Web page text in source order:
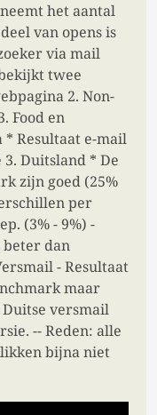
het aantal
van opens is
via mail
twee
2. Non-
Food en
Resultaat e-mail
Duitsland * De
zijn goed (25%
per
(3% - 9%) -
beter dan
- Resultaat
maar
Duitse versmail
-- Reden: alle
bijna niet